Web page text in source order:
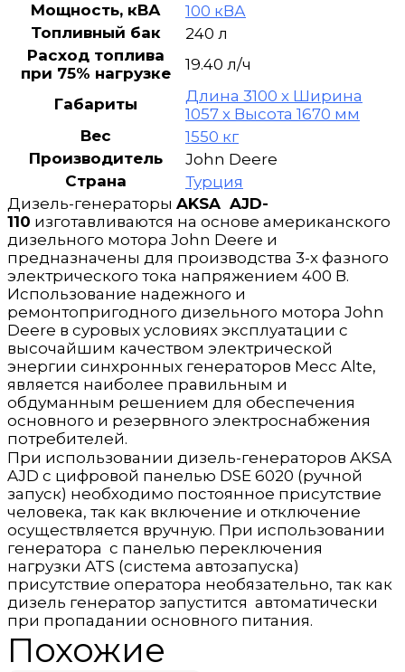
Мощность, кВА
100 кВА
Топливный бак
240 л
Расход топлива
при 75% нагрузке
19.40 л/ч
Габариты
Длина 3100 х Ширина
1057 х Высота 1670 мм
Вес
1550 кг
Производитель
John Deere
Страна
Турция
Дизель-генераторы AKSA AJD-
110 изготавливаются на основе американского
дизельного мотора John Deere и
предназначены для производства 3-х фазного
электрического тока напряжением 400 В.
Использование надежного и
ремонтопригодного дизельного мотора John
Deere в суровых условиях эксплуатации с
высочайшим качеством электрической
энергии синхронных генераторов Mecc Alte,
является наиболее правильным и
обдуманным решением для обеспечения
основного и резервного электроснабжения
потребителей.
При использовании дизель-генераторов AKSA
AJD с цифровой панелью DSE 6020 (ручной
запуск) необходимо постоянное присутствие
человека, так как включение и отключение
осуществляется вручную. При использовании
генератора с панелью переключения
нагрузки ATS (система автозапуска)
присутствие оператора необязательно, так как
дизель генератор запустится автоматически
при пропадании основного питания.
Похожие